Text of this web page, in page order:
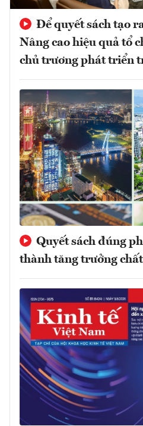
Để quyết sách tạo
Nâng cao hiệu quả tổ
chủ trương phát triển
Quyết sách đúng
thành tăng trưởng